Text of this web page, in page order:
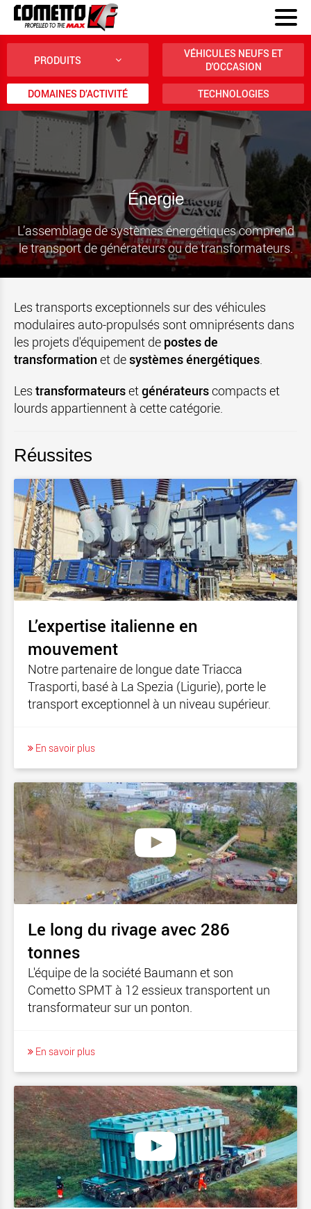
PRODUITS
VÉHICULES NEUFS ET
D'OCCASION
DOMAINES D’ACTIVITÉ TECHNOLOGIES
Énergie
L’assemblage de systèmes énergétiques comprend
le transport de générateurs ou de transformateurs.
Les transports exceptionnels sur des véhicules
modulaires auto-propulsés sont omniprésents dans
les projets d'équipement de postes de
transformation et desystèmes énergétiques.
Les transformateursetgénérateurscompacts et
lourds appartiennent à cette catégorie.
Réussites
L’expertise italienne en
mouvement
Notre partenaire de longue date Triacca
Trasporti, basé à La Spezia (Ligurie), porte le
transport exceptionnel à un niveau supérieur.
En savoir plus
Le long du rivage avec 286
tonnes
L'équipe de la société Baumann et son
Cometto SPMT à 12 essieux transportent un
transformateur sur un ponton.
En savoir plus